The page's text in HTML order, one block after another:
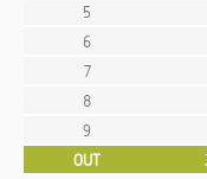
5
6
7
8
9
OUT